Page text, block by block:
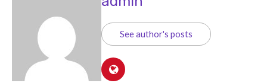
See author's posts